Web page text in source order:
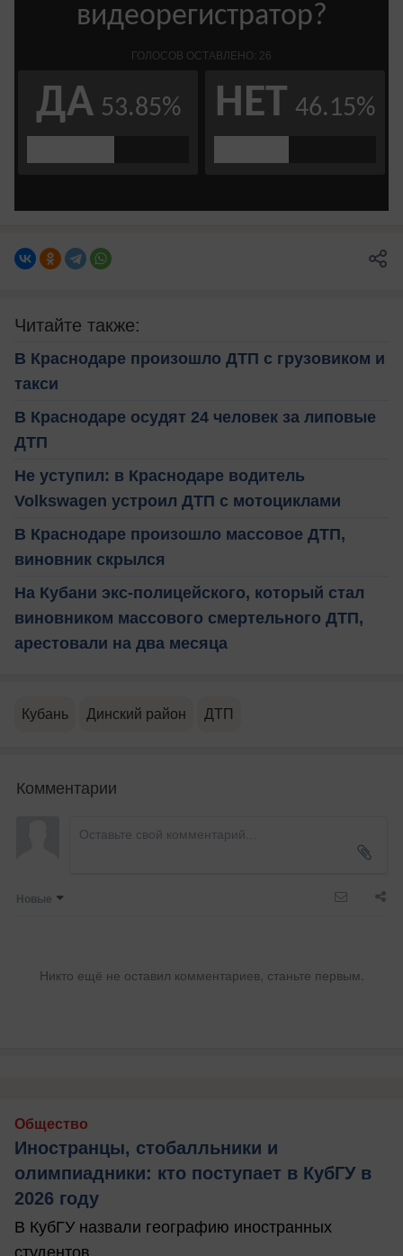
Читайте также:
В Краснодаре произошло ДТП с грузовиком и
такси
В Краснодаре осудят 24 человек за липовые
ДТП
Не уступил: в Краснодаре водитель
Volkswagen устроил ДТП с мотоциклами
В Краснодаре произошло массовое ДТП,
виновник скрылся
На Кубани экс-полицейского, который стал
виновником массового смертельного ДТП,
арестовали на два месяца
Кубань Динский район ДТП
Комментарии
Новые
Никто ещё не оставил комментариев, станьте первым.
Общество
Иностранцы, стобалльники и
олимпиадники: кто поступает в КубГУ в
2026 году
В КубГУ назвали географию иностранных